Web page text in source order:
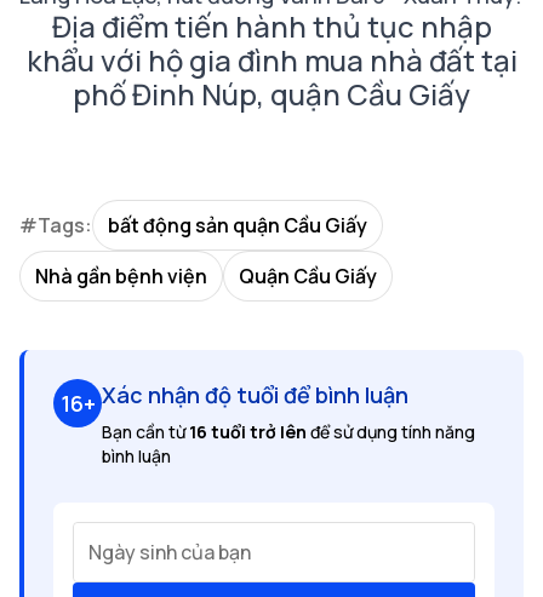
Địa điểm tiến hành thủ tục nhập
khẩu với hộ gia đình mua nhà đất tại
phố Đinh Núp, quận Cầu Giấy
#Tags:
bất động sản quận Cầu Giấy
Nhà gần bệnh viện
Quận Cầu Giấy
16+ Xác nhận độ tuổi để bình luận
Bạn cần từ16 tuổi trở lên để sử dụng tính năng
bình luận
Ngày sinh của bạn